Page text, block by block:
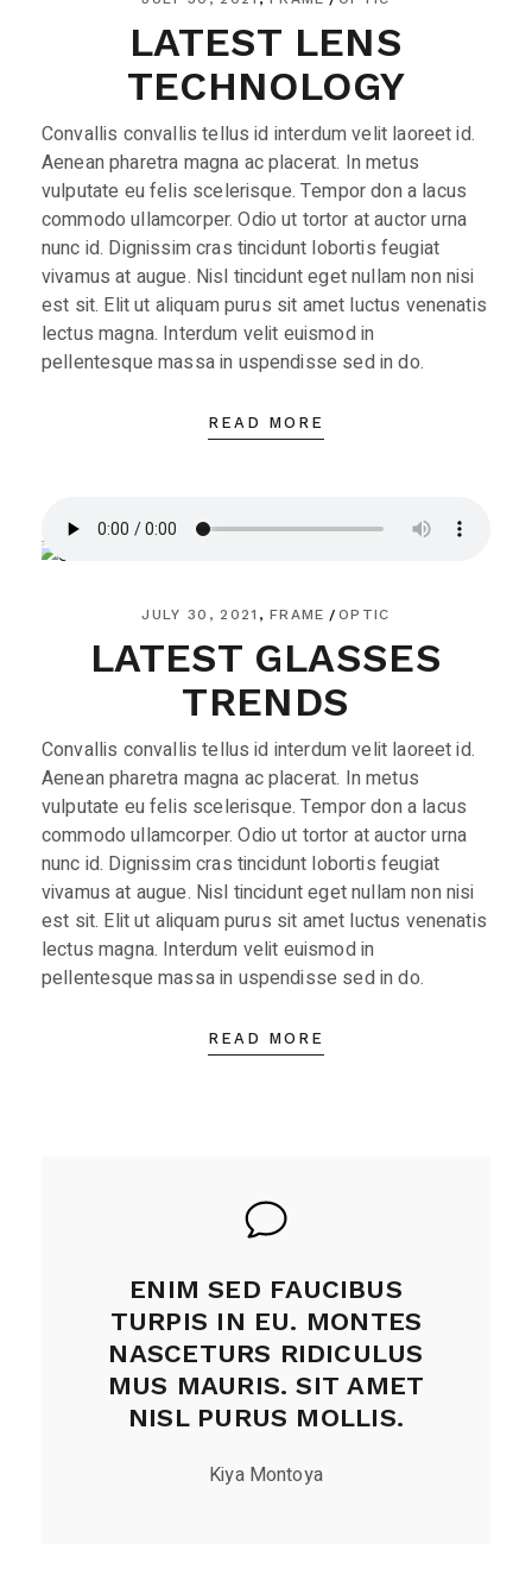
LATEST LENS
TECHNOLOGY
Convallis convallis tellus id interdum velit laoreet id.
Aenean pharetra magna ac placerat. In metus
vulputate eu felis scelerisque. Tempor don a lacus
commodo ullamcorper. Odio ut tortor at auctor urna
nunc id. Dignissim cras tincidunt lobortis feugiat
vivamus at augue. Nisl tincidunt eget nullam non nisi
est sit. Elit ut aliquam purus sit amet luctus venenatis
lectus magna. Interdum velit euismod in
pellentesque massa in uspendisse sed in do.
READ MORE
JULY 30, 2021 FRAME OPTIC
LATEST GLASSES
TRENDS
Convallis convallis tellus id interdum velit laoreet id.
Aenean pharetra magna ac placerat. In metus
vulputate eu felis scelerisque. Tempor don a lacus
commodo ullamcorper. Odio ut tortor at auctor urna
nunc id. Dignissim cras tincidunt lobortis feugiat
vivamus at augue. Nisl tincidunt eget nullam non nisi
est sit. Elit ut aliquam purus sit amet luctus venenatis
lectus magna. Interdum velit euismod in
pellentesque massa in uspendisse sed in do.
READ MORE
ENIM SED FAUCIBUS
TURPIS IN EU. MONTES
NASCETURS RIDICULUS
MUS MAURIS. SIT AMET
NISL PURUS MOLLIS.
Kiya Montoya